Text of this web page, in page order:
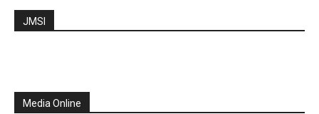
JMSI
Media Online